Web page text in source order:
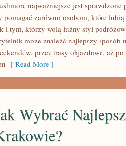
najważniejsze jest sprawdzone
pomagać zarówno osobom, które
i tym, którzy wolą luźny styl
może znaleźć najlepszy sposób
przez trasy objazdowe, aż
[ Read More ]
Wybrać